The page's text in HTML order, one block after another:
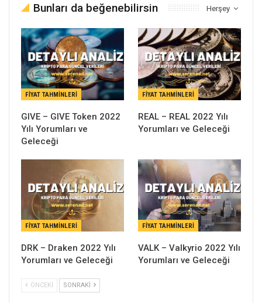
Herşey
Bunları da beğenebilirsin
FIYAT TAHMINLERI
GIVE – GIVE Token 2022
Yılı Yorumları ve
Geleceği
FIYAT TAHMINLERI
REAL – REAL 2022 Yılı
Yorumları ve Geleceği
FIYAT TAHMINLERI
DRK – Draken 2022 Yılı
Yorumları ve Geleceği
FIYAT TAHMINLERI
VALK – Valkyrio 2022 Yılı
Yorumları ve Geleceği
ÖNCEKI SONRAKI